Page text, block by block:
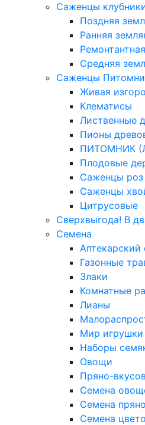
Саженцы
Поздняя
Ранняя
Средняя
Саженцы
Живая
Клематисы
Лиственные
Пионы
ПИТОМНИК
Плодовые
Саженцы роз
Саженцы
Цитрусовые
Сверхвыгода! В
Семена
Аптекарский
Газонные
Злаки
Комнатные
Лианы
Мир игрушки
Наборы
Овощи
Пряно-
Семена
Семена
Семена